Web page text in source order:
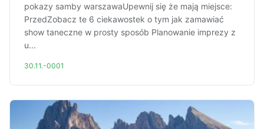
pokazy samby warszawaUpewnij się że mają miejsce:
PrzedZobacz te 6 ciekawostek o tym jak zamawiać
show taneczne w prosty sposób Planowanie imprezy z
u...
30.11.-0001